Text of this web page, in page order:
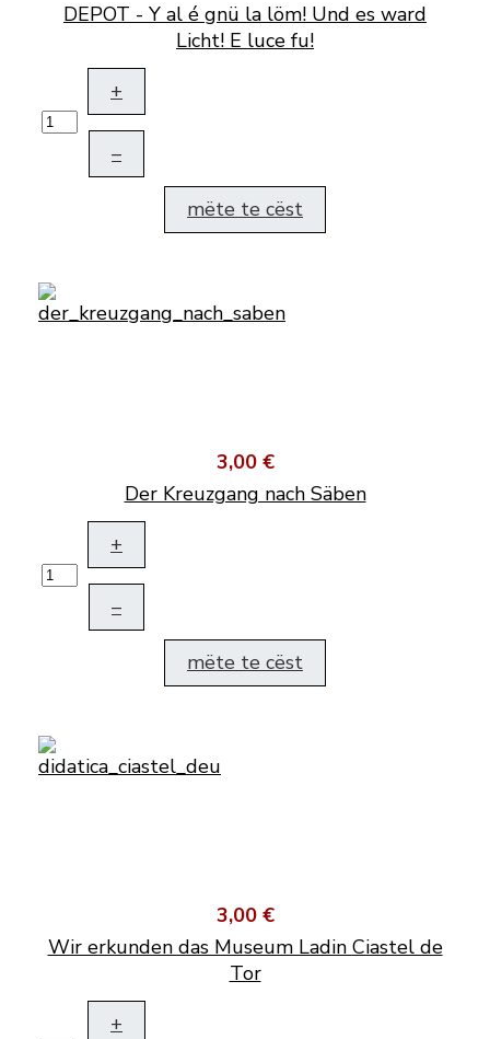
DEPOT - Y al é gnü la löm! Und es ward
Licht! E luce fu!
+
–
mëte te cëst
3,00 €
Der Kreuzgang nach Säben
+
–
mëte te cëst
3,00 €
Wir erkunden das Museum Ladin Ciastel de
Tor
+